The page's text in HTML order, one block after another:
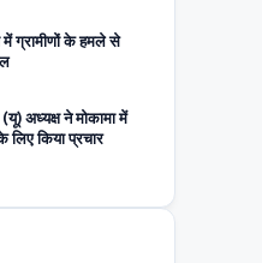
में ग्रामीणों के हमले से
अध्यक्ष ने मोकामा में
लिए किया प्रचार